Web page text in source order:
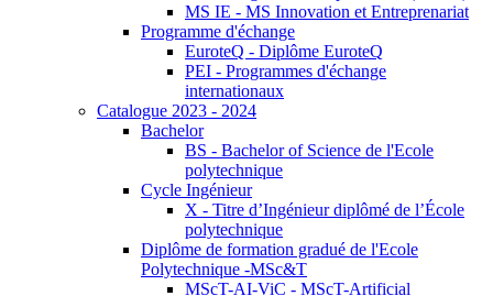
MS IE - MS Innovation et Entreprenariat
Programme d'échange
EuroteQ - Diplôme EuroteQ
PEI - Programmes d'échange
internationaux
Catalogue 2023 - 2024
Bachelor
BS - Bachelor of Science de l'Ecole
polytechnique
Cycle Ingénieur
X - Titre d’Ingénieur diplômé de l’École
polytechnique
Diplôme de formation gradué de l'Ecole
Polytechnique -MSc&T
MScT-AI-ViC - MScT-Artificial